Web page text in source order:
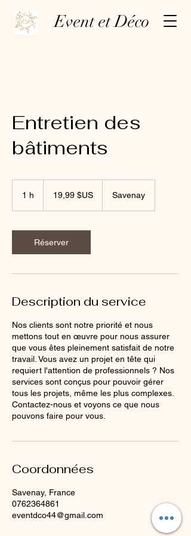
Event et Déco
Entretien des
bâtiments
1 h
Unis
19,99 $US Savenay
Réserver
Description du service
Nos clients sont notre priorité et nous
mettons tout en œuvre pour nous assurer
que vous êtes pleinement satisfait de notre
travail. Vous avez un projet en tête qui
requiert l'attention de professionnels ? Nos
services sont conçus pour pouvoir gérer
tous les projets, même les plus complexes.
Contactez-nous et voyons ce que nous
pouvons faire pour vous.
Coordonnées
Savenay, France
0762364861
eventdco44@gmail.com